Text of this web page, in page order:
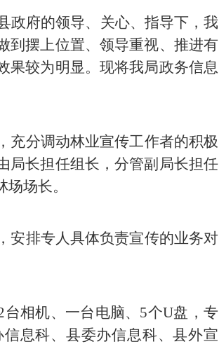
政府的领导、关心、指导下，我
到摆上位置、领导重视、推进有
较为明显。 现将我局政务信息
充分调动林业宣传工作者的积极
局长担任组长，分管副局长担任
场长。
安排专人具体负责宣传的业务对
台相机、一台电脑、5个U盘，专
息科、县委办信息科、县外宣